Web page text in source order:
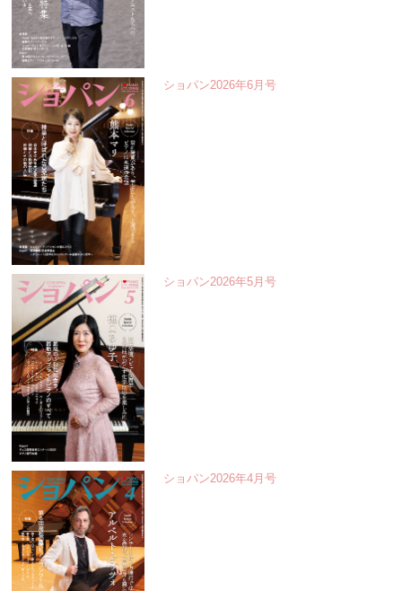
ショパン2026年6月号
ショパン2026年5月号
ショパン2026年4月号